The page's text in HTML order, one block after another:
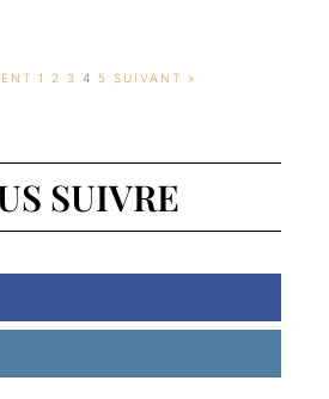
1 2 3 4 5 SUIVANT »
SUIVRE